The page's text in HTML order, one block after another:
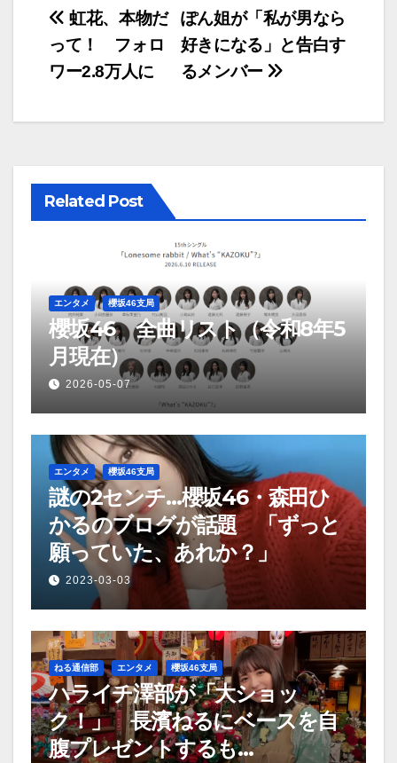
ぽん姐が「私が男なら
好きになる」と告白す
るメンバー
虹花、本物だ
って！ フォロ
ワー2.8万人に
Related Post
エンタメ 櫻坂46支局
櫻坂46 全曲リスト（令和8年5
月現在）
2026-05-07
エンタメ 櫻坂46支局
謎の2センチ…櫻坂46・森田ひ
かるのブログが話題 「ずっと
願っていた、あれか？」
2023-03-03
ねる通信部 エンタメ 櫻坂46支局
ハライチ澤部が「大ショッ
ク！」 長濱ねるにベースを自
腹プレゼントするも…